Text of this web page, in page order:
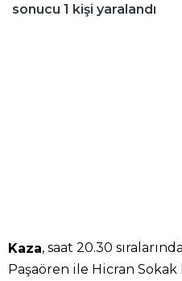
sonucu 1 kişi yaralandı
Kaza, saat 20.30 sıralarında
Paşaören ile Hicran